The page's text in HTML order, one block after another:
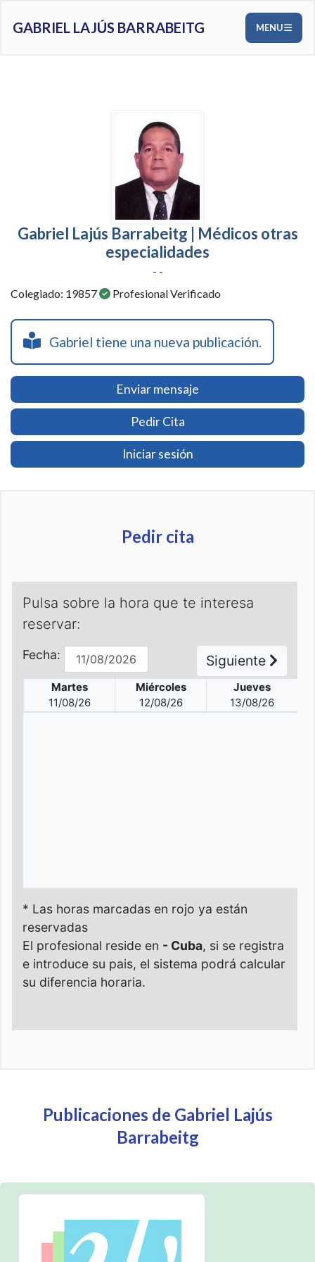
GABRIEL LAJÚS BARRABEITG MENU
Gabriel Lajús Barrabeitg | Médicos otras
especialidades
- -
Colegiado: 19857 Profesional Verificado
Gabriel tiene una nueva publicación.
Enviar mensaje
Pedir Cita
Iniciar sesión
Pedir cita
Publicaciones de Gabriel Lajús
Barrabeitg